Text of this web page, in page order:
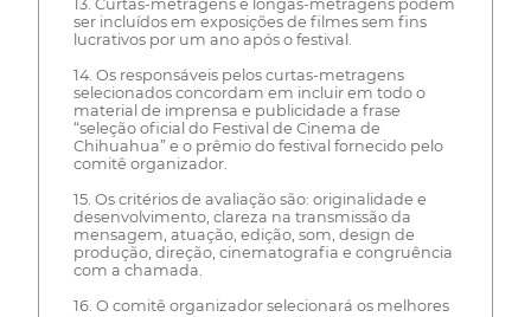
13. Curtas-metragens e longas-metragens podem
ser incluídos em exposições de filmes sem fins
lucrativos por um ano após o festival.
14. Os responsáveis pelos curtas-metragens
selecionados concordam em incluir em todo o
material de imprensa e publicidade a frase
“seleção oficial do Festival de Cinema de
Chihuahua” e o prêmio do festival fornecido pelo
comitê organizador.
15. Os critérios de avaliação são: originalidade e
desenvolvimento, clareza na transmissão da
mensagem, atuação, edição, som, design de
produção, direção, cinematografia e congruência
com a chamada.
16. O comitê organizador selecionará os melhores